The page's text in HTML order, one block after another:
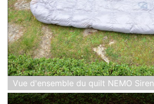
Vue d'ensemble du quilt NEMO Siren